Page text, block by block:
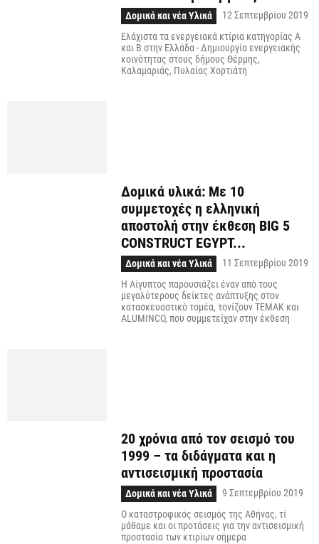
Δομικά και νέα Υλικά
12 Σεπτεμβρίου 2019
Ελάχιστα τα ενεργειακά κτίρια κατηγορίας Α
και Β στην Ελλάδα - Δημιουργία ενεργειακής
κοινότητας στους δήμους Θέρμης,
Καλαμαριάς, Πυλαίας Χορτιάτη
Δομικά υλικά: Με 10
συμμετοχές η ελληνική
αποστολή στην έκθεση BIG 5
CONSTRUCT EGYPT...
Δομικά και νέα Υλικά
11 Σεπτεμβρίου 2019
Η Αίγυπτος παρουσιάζει έναν από τους
μεγαλύτερους δείκτες ανάπτυξης στον
κατασκευαστικό τομέα, τονίζουν TEMAK και
ALUMINCO, που συμμετείχαν στην έκθεση
20 χρόνια από τον σεισμό του
1999 – τα διδάγματα και η
αντισεισμική προστασία
Δομικά και νέα Υλικά
9 Σεπτεμβρίου 2019
Ο καταστροφικός σεισμός της Αθήνας, τί
μάθαμε και οι προτάσεις για την αντισεισμική
προστασία των κτιρίων σήμερα